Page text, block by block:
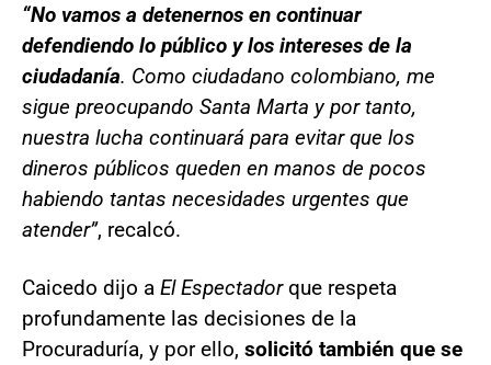
“No vamos a detenernos en continuar
defendiendo lo público y los intereses de la
ciudadanía. Como ciudadano colombiano, me
sigue preocupando Santa Marta y por tanto,
nuestra lucha continuará para evitar que los
dineros públicos queden en manos de pocos
habiendo tantas necesidades urgentes que
atender”, recalcó.
Caicedo dijo a El Espectadorque respeta
profundamente las decisiones de la
Procuraduría, y por ello, solicitó también que se